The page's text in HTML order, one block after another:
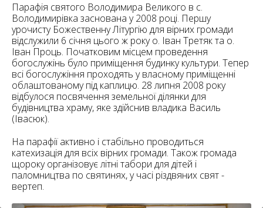
Парафія святого Володимира Великого в с.
Володимирівка заснована у 2008 році. Першу
урочисту Божественну Літургію для вірних громади
відслужили 6 січня цього ж року о. Іван Третяк та о.
Іван Проць. Початковим місцем проведення
богослужінь було приміщення будинку культури. Тепер
всі богослужіння проходять у власному приміщенні
облаштованому під каплицю. 28 липня 2008 року
відбулося посвячення земельної ділянки для
будівництва храму, яке здійснив владика Василь
(Івасюк).
На парафії активно і стабільно проводиться
катехизація для всіх вірних громади. Також громада
щороку організовує літні табори для дітей і
паломництва по святинях, у часі різдвяних свят -
вертеп.
16
15
2
2